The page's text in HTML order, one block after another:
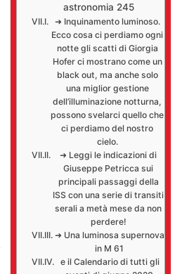
astronomia 245
➜ Inquinamento luminoso.
Ecco cosa ci perdiamo ogni
notte gli scatti di Giorgia
Hofer ci mostrano come un
black out, ma anche solo
una miglior gestione
dell’illuminazione notturna,
possono svelarci quello che
ci perdiamo del nostro
cielo.
➜ Leggi le indicazioni di
Giuseppe Petricca sui
principali passaggi della
ISS con una serie di transiti
serali a metà mese da non
perdere!
➜ Una luminosa supernova
in M 61
e il Calendario di tutti gli